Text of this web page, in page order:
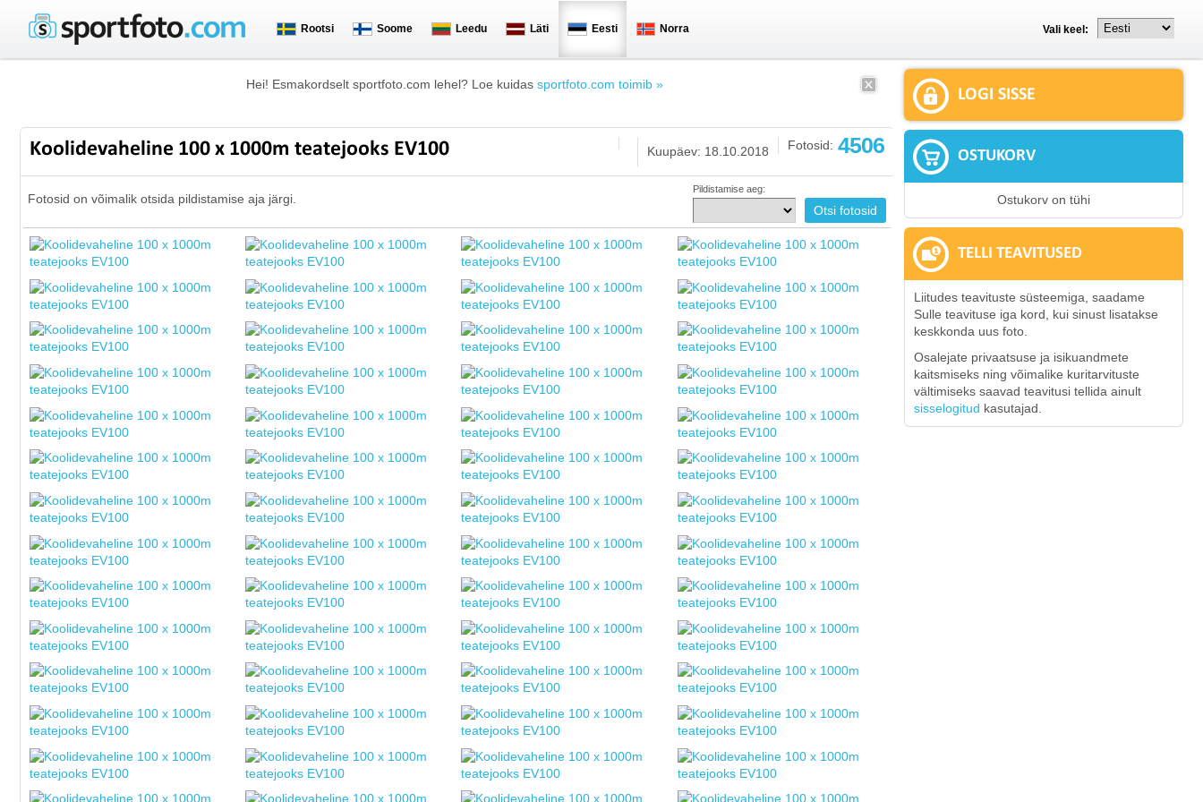
Rootsi Soome Leedu Läti Eesti Norra Vali keel:
Hei! Esmakordselt sportfoto.com lehel? Loe kuidas sportfoto.com toimib »
Koolidevaheline 100 x 1000m teatejooks EV100 Fotosid: 4506
Kuupäev: 18.10.2018
Fotosid on võimalik otsida pildistamise aja järgi.
Pildistamise aeg:
LOGI SISSE
OSTUKORV
Ostukorv on tühi
TELLI TEAVITUSED
Liitudes teavituste süsteemiga, saadame
Sulle teavituse iga kord, kui sinust lisatakse
keskkonda uus foto.
Osalejate privaatsuse ja isikuandmete
kaitsmiseks ning võimalike kuritarvituste
vältimiseks saavad teavitusi tellida ainult
sisselogitud kasutajad.